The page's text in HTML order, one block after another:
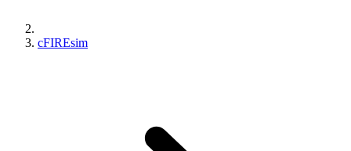
cFIREsim